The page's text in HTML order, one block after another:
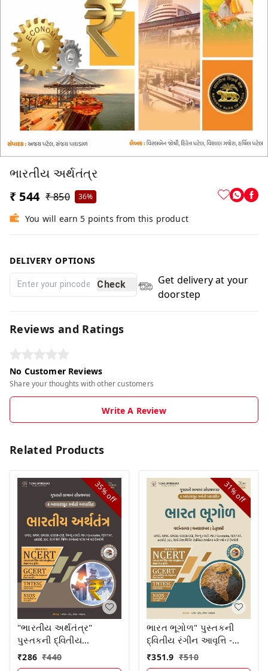
ભારતીય અર્થતંત્ર
₹ 544 ₹ 850 36%
You will earn 5 points from this product
DELIVERY OPTIONS
Check
Get delivery at your
doorstep
Reviews and Ratings
No Customer Reviews
Share your thoughts with other customers
Write A Review
Related Products
35%
off
"ભારતીય અર્થતંત્ર"
પુસ્તકની દ્વિતીય
આવૃત્તિ-2026
₹286 ₹440
31%
off
ભારત ભૂગોળ" પુસ્તકની
દ્વિતીય રંગીન આવૃત્તિ -
2026
₹351.9 ₹510